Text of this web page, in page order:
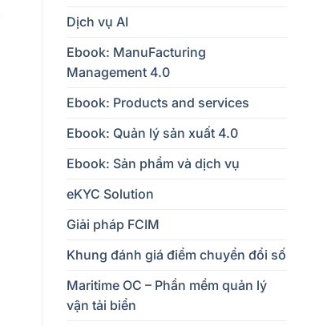
Dịch vụ AI
Ebook: ManuFacturing
Management 4.0
Ebook: Products and services
Ebook: Quản lý sản xuất 4.0
Ebook: Sản phẩm và dịch vụ
eKYC Solution
Giải pháp FCIM
Khung đánh giá điểm chuyển đổi số
Maritime OC – Phần mềm quản lý
vận tải biển